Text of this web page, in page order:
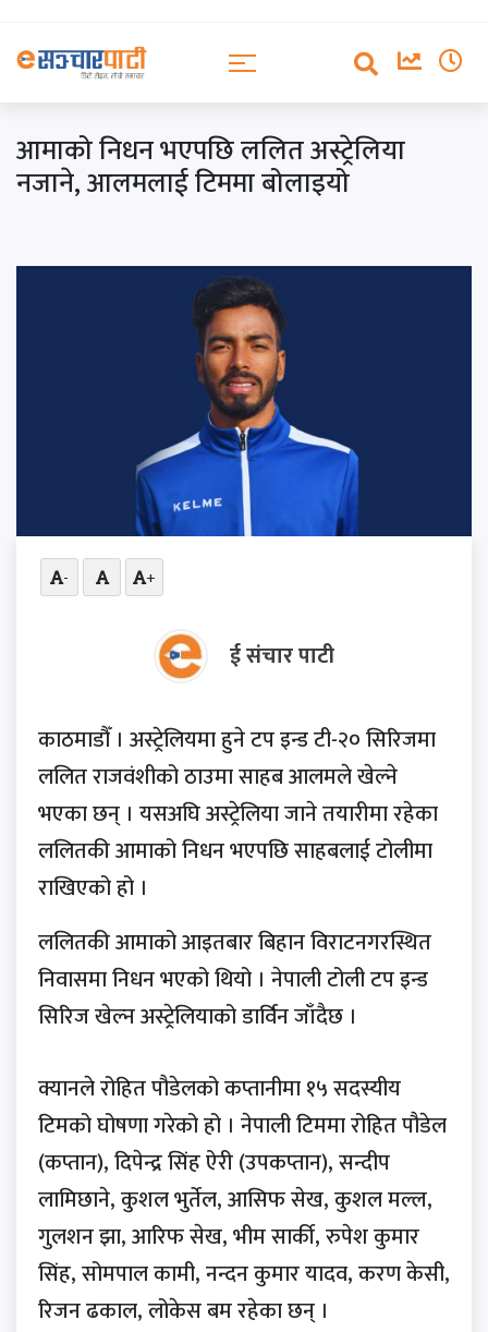
आमाको निधन भएपछि ललित अस्ट्रेलिया
नजाने, आलमलाई टिममा बोलाइयो
- +
ई संचार पाटी
काठमाडौँ । अस्ट्रेलियमा हुने टप इन्ड टी-२० सिरिजमा
ललित राजवंशीको ठाउमा साहब आलमले खेल्ने
भएका छन् । यसअघि अस्ट्रेलिया जाने तयारीमा रहेका
ललितकी आमाको निधन भएपछि साहबलाई टोलीमा
राखिएको हो ।
ललितकी आमाको आइतबार बिहान विराटनगरस्थित
निवासमा निधन भएको थियो । नेपाली टोली टप इन्ड
सिरिज खेल्न अस्ट्रेलियाको डार्विन जाँदैछ ।
क्यानले रोहित पौडेलको कप्तानीमा १५ सदस्यीय
टिमको घोषणा गरेको हो । नेपाली टिममा रोहित पौडेल
(कप्तान), दिपेन्द्र सिंह ऐरी (उपकप्तान), सन्दीप
लामिछाने, कुशल भुर्तेल, आसिफ सेख, कुशल मल्ल,
गुलशन झा, आरिफ सेख, भीम सार्की, रुपेश कुमार
सिंह, सोमपाल कामी, नन्दन कुमार यादव, करण केसी,
रिजन ढकाल, लोकेस बम रहेका छन् ।